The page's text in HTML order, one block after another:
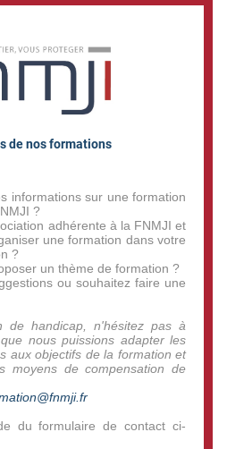
de nos formations
informations sur une formation
?
adhérente à la FNMJI et
une formation dans votre
?
un thème de formation ?
ou souhaitez faire une
de handicap, n'hésitez pas à
nous puissions adapter les
aux objectifs de la formation et
moyens de compensation de
du formulaire de contact ci-